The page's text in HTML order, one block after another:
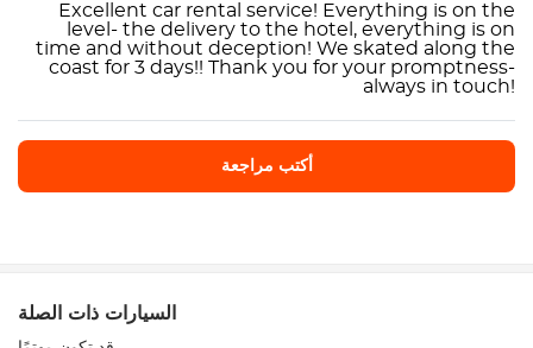
Excellent car rental service! Everything is on the
level- the delivery to the hotel, everything is on
time and without deception! We skated along the
coast for 3 days!! Thank you for your promptness-
always in touch!
أكتب مراجعة
السيارات ذات الصلة